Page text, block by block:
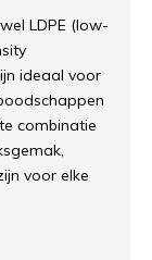
LDPE (low-
ideaal voor
combinatie
voor elke